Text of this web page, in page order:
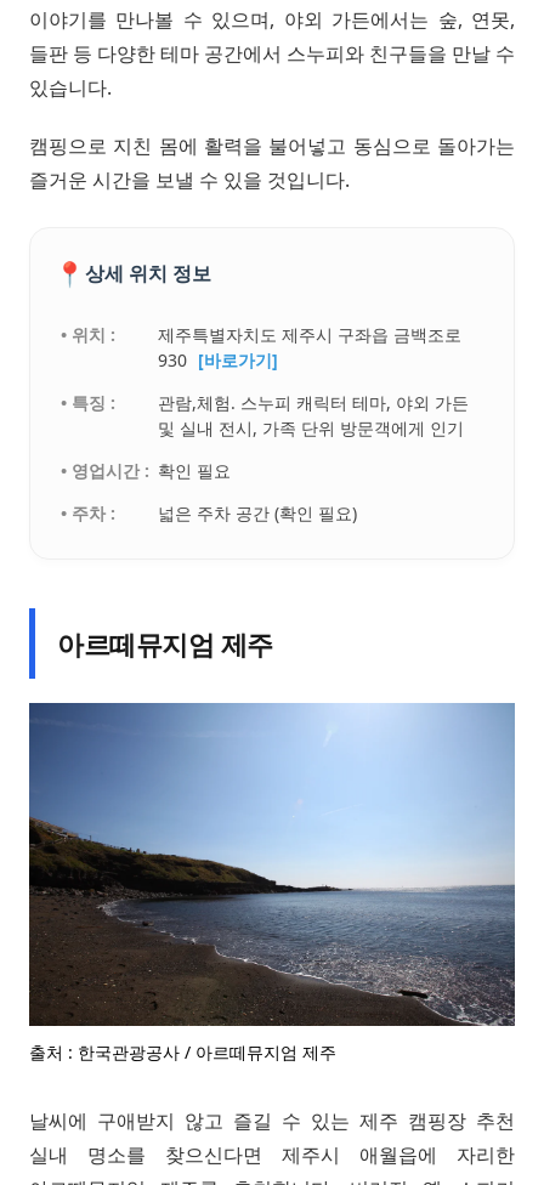
이야기를 만나볼 수 있으며, 야외 가든에서는 숲, 연못,
들판 등 다양한 테마 공간에서 스누피와 친구들을 만날 수
있습니다.
캠핑으로 지친 몸에 활력을 불어넣고 동심으로 돌아가는
즐거운 시간을 보낼 수 있을 것입니다.
📍 상세 위치 정보
• 위치 :
제주특별자치도 제주시 구좌읍 금백조로
930 [바로가기]
• 특징 :
관람,체험. 스누피 캐릭터 테마, 야외 가든
및 실내 전시, 가족 단위 방문객에게 인기
• 영업시간 : 확인 필요
• 주차 :
넓은 주차 공간 (확인 필요)
아르떼뮤지엄 제주
출처 : 한국관광공사 / 아르떼뮤지엄 제주
날씨에 구애받지 않고 즐길 수 있는 제주 캠핑장 추천
실내 명소를 찾으신다면 제주시 애월읍에 자리한